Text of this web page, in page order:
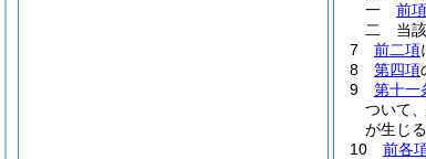
一
前
二
当
7
前二項
8
第四項
9
第十一
ついて、
が生じ
10
前各